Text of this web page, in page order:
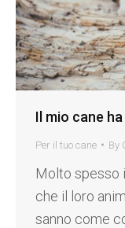
Il mio cane
Per il tuo cane By
Molto spesso
che il loro
sanno come